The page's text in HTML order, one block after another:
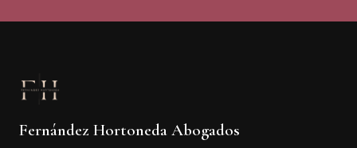
Fernández Hortoneda Abogados